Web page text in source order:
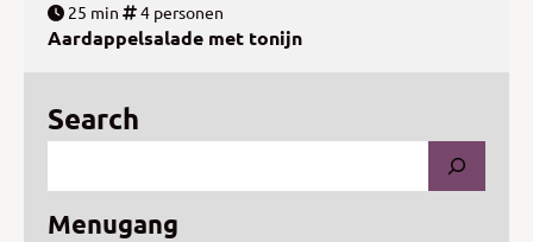
25 min 4 personen
Aardappelsalade met tonijn
Search
Menugang